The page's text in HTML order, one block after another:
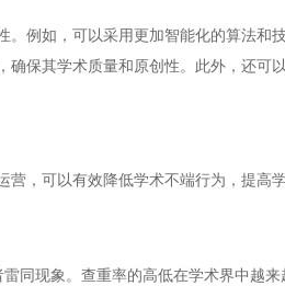
例如，可以采用更加智能化的算法和
保其学术质量和原创性。此外，还可
，可以有效降低学术不端行为，提高
同现象。查重率的高低在学术界中越